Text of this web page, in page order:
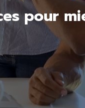
pour